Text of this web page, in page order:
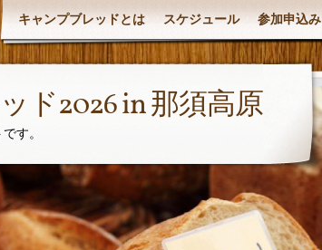
キャンプブレッドとは スケジュール 参加申込み
ド2026 in 那須高原
す。